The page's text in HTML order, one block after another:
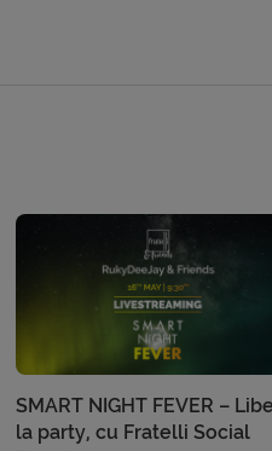
SMART NIGHT FEVER –
la party, cu Fratelli Social